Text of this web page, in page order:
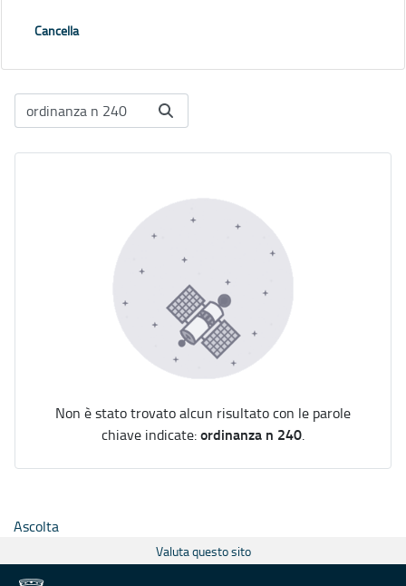
Cancella
Non è stato trovato alcun risultato con le parole
chiave indicate:ordinanza n 240.
Ascolta
Valuta questo sito